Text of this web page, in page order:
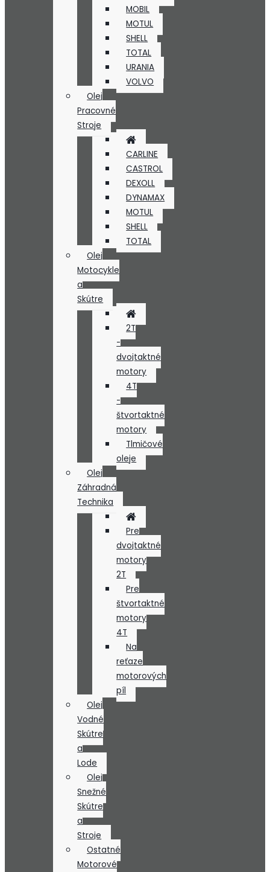
MOBIL
MOTUL
SHELL
TOTAL
URANIA
VOLVO
Olej
Pracovné
Stroje
CARLINE
CASTROL
DEXOLL
DYNAMAX
MOTUL
SHELL
TOTAL
Olej
Motocykle
a
Skútre
2T
-
dvojtaktné
motory
4T
-
štvortaktné
motory
Tlmičové
oleje
Olej
Záhradná
Technika
Pre
dvojtaktné
motory
2T
Pre
štvortaktné
motory
4T
Na
reťaze
motorových
píl
Olej
Vodné
Skútre
a
Lode
Olej
Snežné
Skútre
a
Stroje
Ostatné
Motorové